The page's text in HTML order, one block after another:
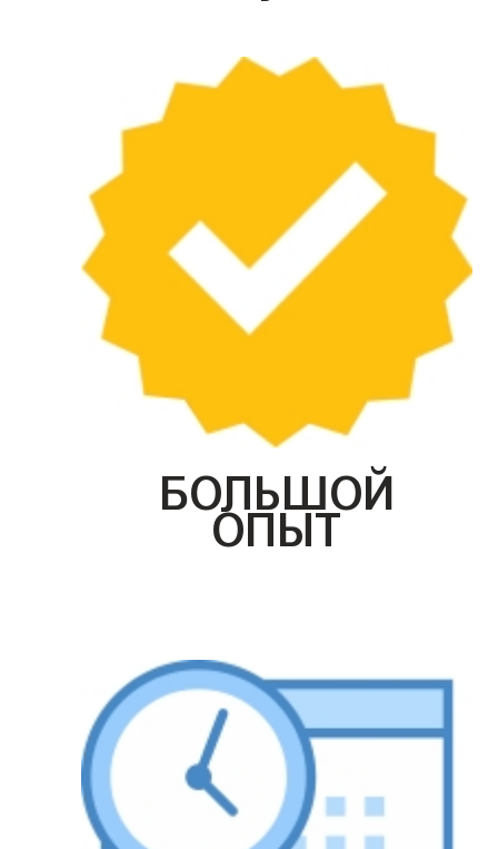
БОЛЬШОЙ
ОПЫТ